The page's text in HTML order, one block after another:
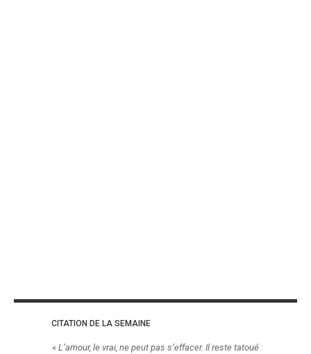
CITATION DE LA SEMAINE
« L’amour, le vrai, ne peut pas s’effacer. Il reste tatoué